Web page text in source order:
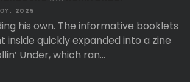
2025
his own. The informative booklets
inside quickly expanded into a zine
Under, which ran…